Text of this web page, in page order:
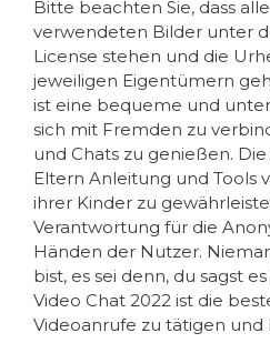
Bitte beachten Sie, dass
verwendeten Bilder unter
License stehen und die
jeweiligen Eigentümern
ist eine bequeme und
sich mit Fremden zu
und Chats zu genießen.
Eltern Anleitung und Tools
ihrer Kinder zu
Verantwortung für die
Händen der Nutzer.
bist, es sei denn, du sagst
Video Chat 2022 ist die
Videoanrufe zu tätigen und